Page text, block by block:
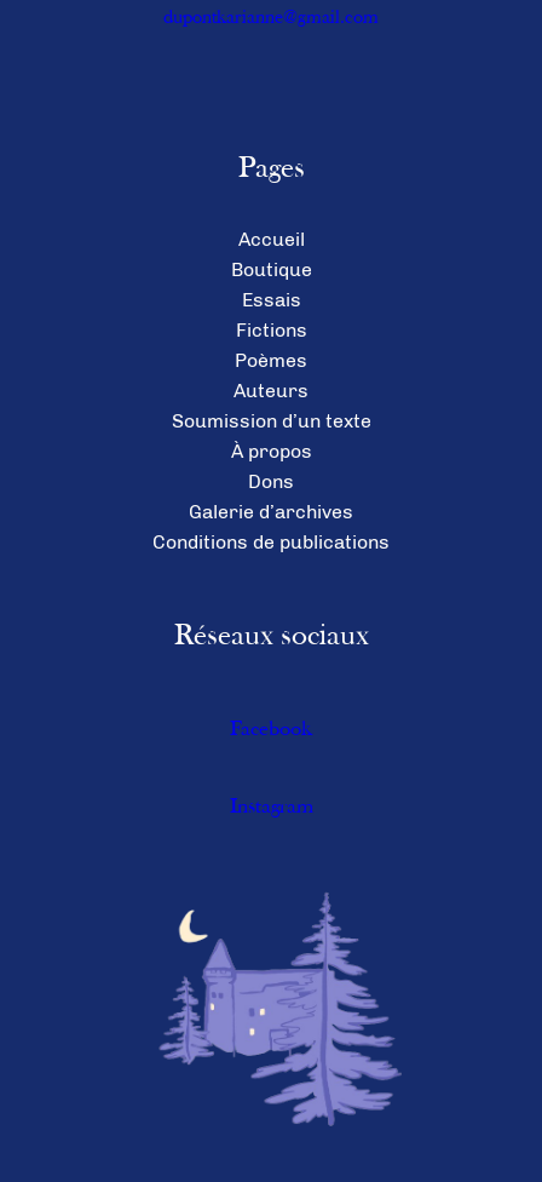
dupontkarianne@gmail.com
Pages
Accueil
Boutique
Essais
Fictions
Poèmes
Auteurs
Soumission d’un texte
À propos
Dons
Galerie d’archives
Conditions de publications
Réseaux sociaux
Facebook
Instagram